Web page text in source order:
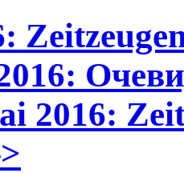
2016: